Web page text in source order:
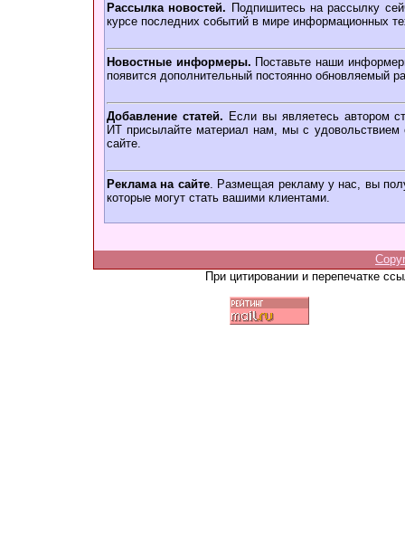
Рассылка новостей. Подпишитесь на рассылку
курсе последних событий в мире информационных
Новостные информеры. Поставьте наши
появится дополнительный постоянно обновляемый
Добавление статей. Если вы являетесь автором
ИТ присылайте материал нам, мы с удовольствием
сайте.
Реклама на сайте. Размещая рекламу у нас, вы
которые могут стать вашими клиентами.
При цитировании и перепечатке